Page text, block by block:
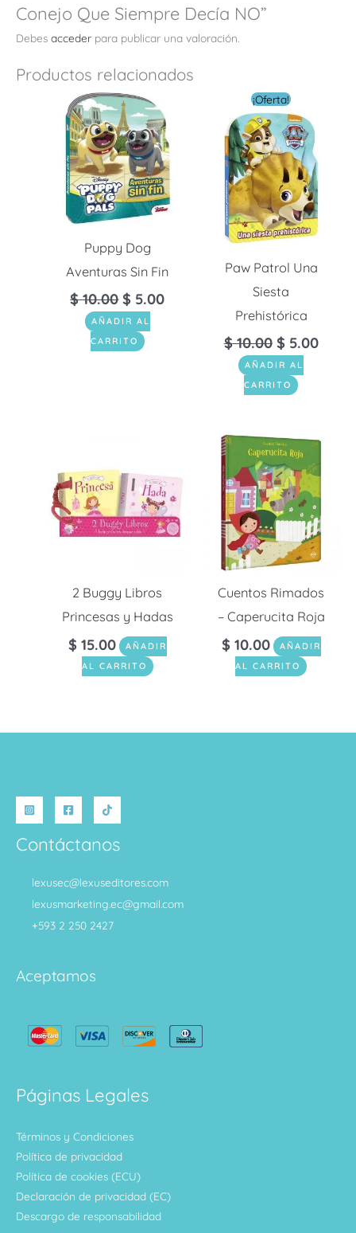
Conejo Que Siempre Decía NO”
Debes acceder para publicar una valoración.
Productos relacionados
Puppy Dog
Aventuras Sin Fin
$10.00 $ 5.00
AÑADIR AL
CARRITO
¡Oferta!
Paw Patrol Una
Siesta
Prehistórica
$10.00
El
precio
original
era:
$ 10.00.
$ 5.00
AÑADIR AL
CARRITO
2 Buggy Libros
Princesas y Hadas
$ 15.00
AÑADIR
AL CARRITO
Cuentos Rimados
– Caperucita Roja
$ 10.00
AÑADIR
AL CARRITO
Contáctanos
lexusec@lexuseditores.com
lexusmarketing.ec@gmail.com
+593 2 250 2427
Aceptamos
Páginas Legales
Términos y Condiciones
Política de privacidad
Política de cookies (ECU)
Declaración de privacidad (EC)
Descargo de responsabilidad